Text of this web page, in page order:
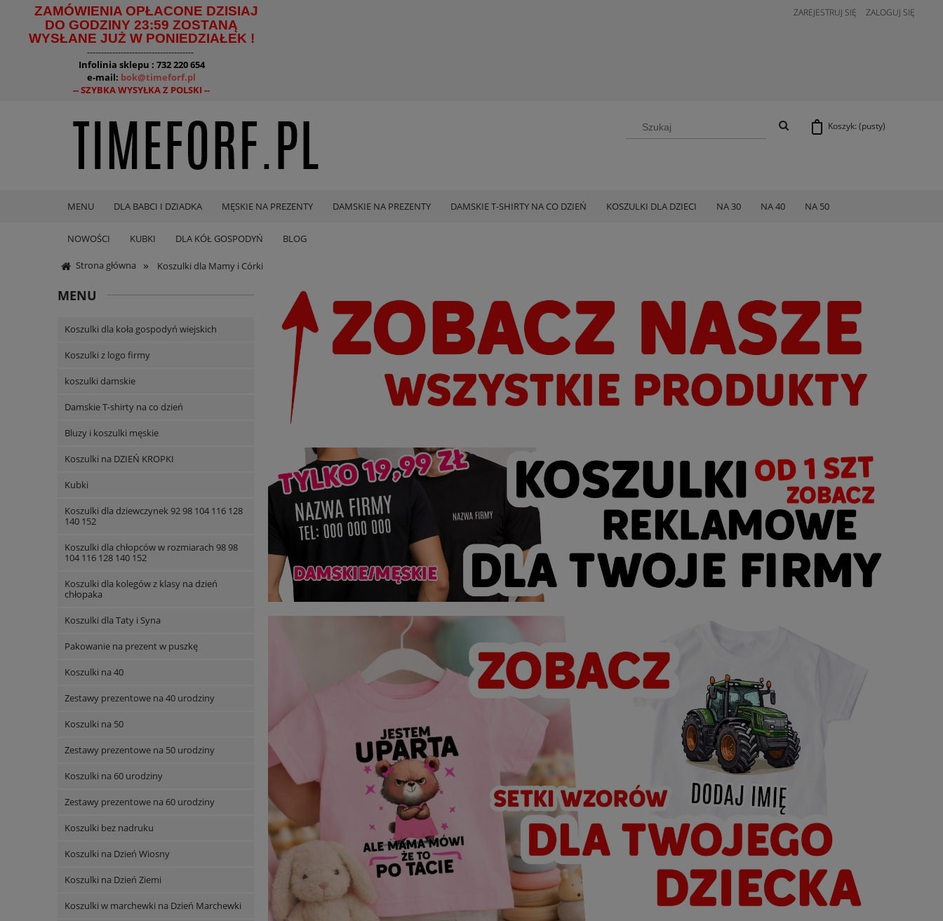
ZAMÓWIENIA OPŁACONE DZISIAJ
DO GODZINY 23:59 ZOSTANĄ
WYSŁANE JUŻ W PONIEDZIAŁEK !
--------------------------------------
Infolinia sklepu : 732 220 654
e-mail: bok@timeforf.pl
-- SZYBKA WYSYŁKA Z POLSKI --
ZAREJESTRUJ SIĘ ZALOGUJ SIĘ
Koszyk: (pusty)
MENU DLA BABCI I DZIADKA MĘSKIE NA PREZENTY DAMSKIE NA PREZENTY DAMSKIE T-SHIRTY NA CO DZIEŃ KOSZULKI DLA DZIECI NA 30 NA 40 NA 50
NOWOŚCI KUBKI DLA KÓŁ GOSPODYŃ BLOG
Strona główna » Koszulki dla Mamy i Córki
MENU
Koszulki dla koła gospodyń wiejskich
Koszulki z logo firmy
koszulki damskie
Damskie T-shirty na co dzień
Bluzy i koszulki męskie
Koszulki na DZIEŃ KROPKI
Kubki
Koszulki dla dziewczynek 92 98 104 116 128
140 152
Koszulki dla chłopców w rozmiarach 98 98
104 116 128 140 152
Koszulki dla kolegów z klasy na dzień
chłopaka
Koszulki dla Taty i Syna
Pakowanie na prezent w puszkę
Koszulki na 40
Zestawy prezentowe na 40 urodziny
Koszulki na 50
Zestawy prezentowe na 50 urodziny
Koszulki na 60 urodziny
Zestawy prezentowe na 60 urodziny
Koszulki bez nadruku
Koszulki na Dzień Wiosny
Koszulki na Dzień Ziemi
Koszulki w marchewki na Dzień Marchewki